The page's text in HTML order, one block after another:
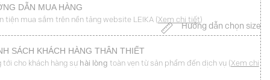
Hướng dẫn chọn size
DẪN MUA HÀNG
tiện mua sắm trên nền tảng website LEIKA (Xem chi tiết)
SÁCH KHÁCH HÀNG THÂN THIẾT
tới cho khách hàng sự hài lòng toàn vẹn từ sản phẩm đến dịch vụ (Xem chi